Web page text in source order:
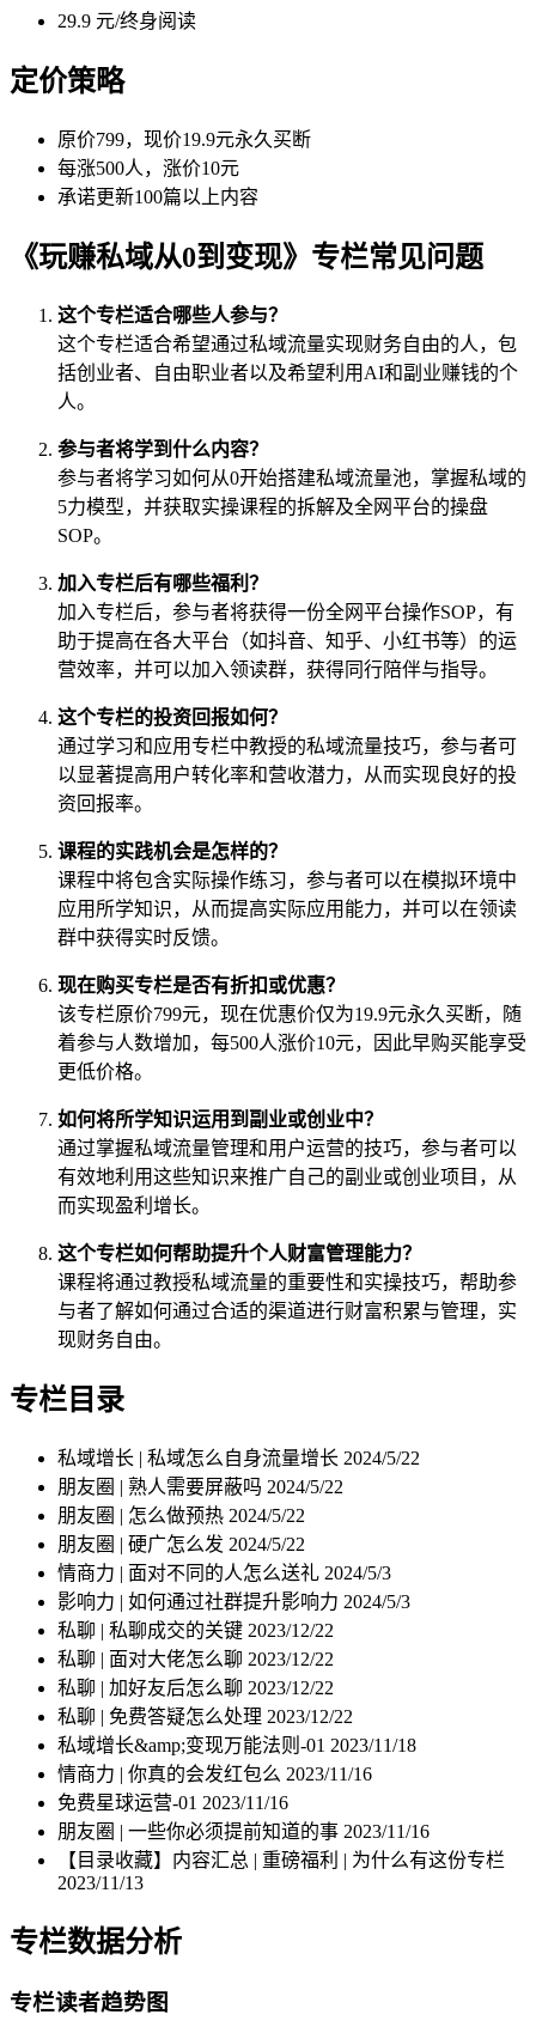
29.9 元/终身阅读
定价策略
原价799，现价19.9元永久买断
每涨500人，涨价10元
承诺更新100篇以上内容
《玩赚私域从0到变现》专栏常见问题
这个专栏适合哪些人参与？
这个专栏适合希望通过私域流量实现财务自由的人，包
括创业者、自由职业者以及希望利用AI和副业赚钱的个
人。
参与者将学到什么内容？
参与者将学习如何从0开始搭建私域流量池，掌握私域的
5力模型，并获取实操课程的拆解及全网平台的操盘
SOP。
加入专栏后有哪些福利？
加入专栏后，参与者将获得一份全网平台操作SOP，有
助于提高在各大平台（如抖音、知乎、小红书等）的运
营效率，并可以加入领读群，获得同行陪伴与指导。
这个专栏的投资回报如何？
通过学习和应用专栏中教授的私域流量技巧，参与者可
以显著提高用户转化率和营收潜力，从而实现良好的投
资回报率。
课程的实践机会是怎样的？
课程中将包含实际操作练习，参与者可以在模拟环境中
应用所学知识，从而提高实际应用能力，并可以在领读
群中获得实时反馈。
现在购买专栏是否有折扣或优惠？
该专栏原价799元，现在优惠价仅为19.9元永久买断，随
着参与人数增加，每500人涨价10元，因此早购买能享受
更低价格。
如何将所学知识运用到副业或创业中？
通过掌握私域流量管理和用户运营的技巧，参与者可以
有效地利用这些知识来推广自己的副业或创业项目，从
而实现盈利增长。
这个专栏如何帮助提升个人财富管理能力？
课程将通过教授私域流量的重要性和实操技巧，帮助参
与者了解如何通过合适的渠道进行财富积累与管理，实
现财务自由。
专栏目录
私域增长 | 私域怎么自身流量增长 2024/5/22
朋友圈 | 熟人需要屏蔽吗 2024/5/22
朋友圈 | 怎么做预热 2024/5/22
朋友圈 | 硬广怎么发 2024/5/22
情商力 | 面对不同的人怎么送礼 2024/5/3
影响力 | 如何通过社群提升影响力 2024/5/3
私聊 | 私聊成交的关键 2023/12/22
私聊 | 面对大佬怎么聊 2023/12/22
私聊 | 加好友后怎么聊 2023/12/22
私聊 | 免费答疑怎么处理 2023/12/22
私域增长&amp;变现万能法则-01 2023/11/18
情商力 | 你真的会发红包么 2023/11/16
免费星球运营-01 2023/11/16
朋友圈 | 一些你必须提前知道的事 2023/11/16
【目录收藏】内容汇总 | 重磅福利 | 为什么有这份专栏
2023/11/13
专栏数据分析
专栏读者趋势图